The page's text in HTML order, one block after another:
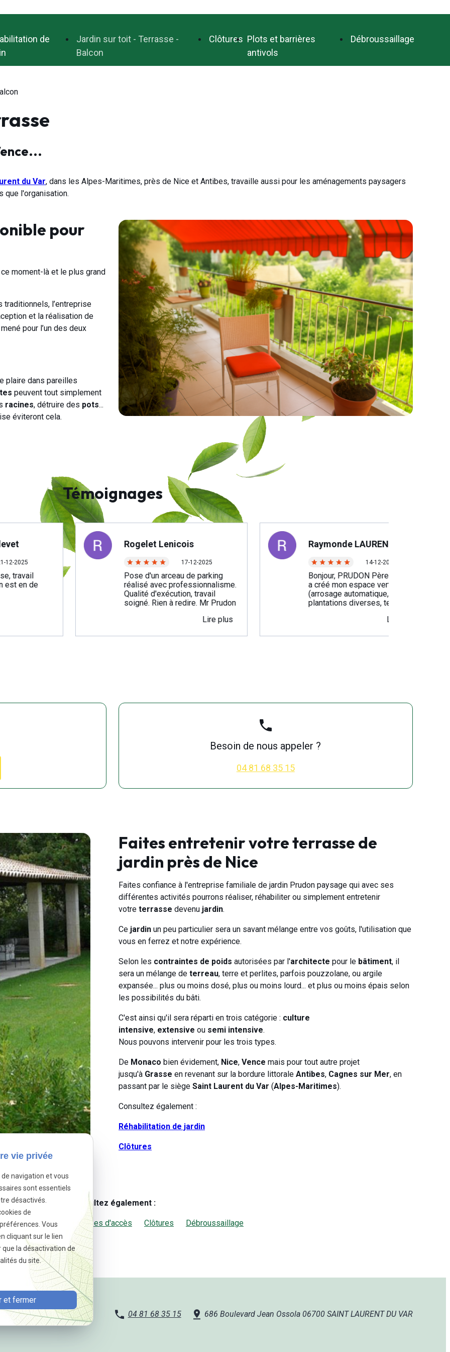
de
Jardin sur toit - Terrasse -
Balcon
Clôtures Plots et barrières
antivols
Débroussaillage
du Var, dans les Alpes-Maritimes, près de Nice et Antibes, travaille aussi pour les aménagements paysagers
que l'organisation.
pour
moment-là et le plus grand
l’entreprise
et la réalisation de
pour l’un des deux
plaire dans pareilles
peuvent tout simplement
racines, détruire des pots...
éviteront cela.
Témoignages
de
Rogelet Lenicois
17-12-2025
Pose d'un arceau de parking
réalisé avec professionnalisme.
Qualité d'exécution, travail
soigné. Rien à redire. Mr Prudon
réactifs et hyper efficaces. Ils
agréable et très symphatique !
Lire plus
Raymonde LAURENT
14-12-2025
Bonjour, PRUDON Père (Patrice)
a créé mon espace vert
(arrosage automatique, gazon,
plantations diverses, terrasse
l’entretien annuel de mon petit
celle-ci est sérieuse,
PRUDON.
Lire plus
phone
Besoin de nous appeler ?
04 81 68 35 15
Faites entretenir votre terrasse de
jardin près de Nice
Faites confiance à l'entreprise familiale de jardin Prudon paysage qui avec ses
différentes activités pourrons réaliser, réhabiliter ou simplement entretenir
votre terrasse devenu jardin.
Ce jardin un peu particulier sera un savant mélange entre vos goûts, l'utilisation que
vous en ferrez et notre expérience.
Selon les contraintes de poids autorisées par l'architecte pour le bâtiment, il
sera un mélange de terreau, terre et perlites, parfois pouzzolane, ou argile
expansée... plus ou moins dosé, plus ou moins lourd... et plus ou moins épais selon
les possibilités du bâti.
C'est ainsi qu'il sera réparti en trois catégorie : culture
intensive, extensive ou semi intensive.
Nous pouvons intervenir pour les trois types.
De Monaco bien évidement, Nice, Vence mais pour tout autre projet
jusqu'à Grasse en revenant sur la bordure littorale Antibes, Cagnes sur Mer, en
passant par le siège Saint Laurent du Var (Alpes-Maritimes).
Consultez également :
Réhabilitation de jardin
Clôtures
Consultez également :
ou non/ Rampes d'accès Clôtures Débroussaillage
04 81 68 35 15 686 Boulevard Jean Ossola06700 SAINT LAURENT DU VAR
vie privée
navigation et vous
sont essentiels
désactivés.
de
Vous
cliquant sur le lien
la désactivation de
du site.
et fermer